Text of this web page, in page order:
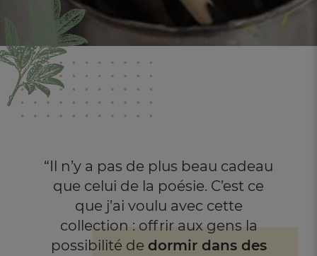
FR
BE
CH
“Il n’y a pas de plus beau cadeau
que celui de la poésie. C’est ce
que j’ai voulu avec cette
collection : offrir aux gens la
possibilité de dormir dans des